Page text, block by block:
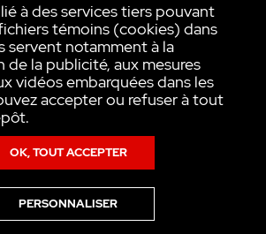
porte de garage
à des services tiers pouvant
témoins (cookies) dans
servent notamment à la
de la publicité, aux mesures
vidéos embarquées dans les
accepter ou refuser à tout
OK, TOUT ACCEPTER
PERSONNALISER
notre politique en matière de cookies,consultez